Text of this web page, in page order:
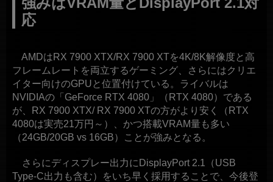
応
AMDはRX 7900 XTX/RX 7900 XTを4K/8K解像度と高
フレームレートを両立するゲーミング、さらにはクリエ
イター向けのGPUと位置付けている。ライバルは
NVIDIAの「GeForce RTX 4080」（RTX 4080）である
が、RX 7900 XTX/ RX 7900 XTの方がより安く（RTX
4080は実売21万円～）、かつ搭載VRAM量も多い
（24GB/20GB vs 16GB）ことが強みとなる。
さらにディスプレー出力にDisplayPort 2.1（USB
Type-C出力も含む）をいち早く採用することで、今後登